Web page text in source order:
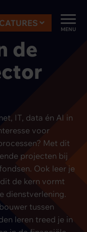
MENU
de
IT, data én AI in
voor
Met dit
projecten bij
Ook leer je
de kern vormt
dienstverlening.
tussen
leren treed je in